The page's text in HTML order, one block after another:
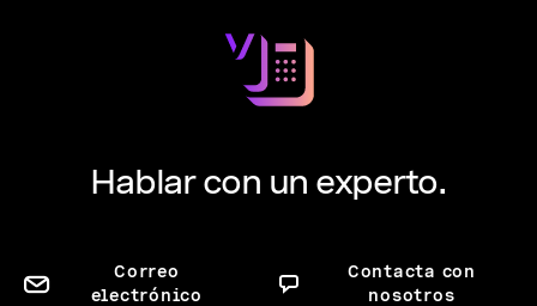
Hablar con un experto.
Correo
electrónico
Contacta con
nosotros